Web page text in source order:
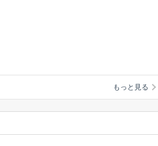
もっと見る